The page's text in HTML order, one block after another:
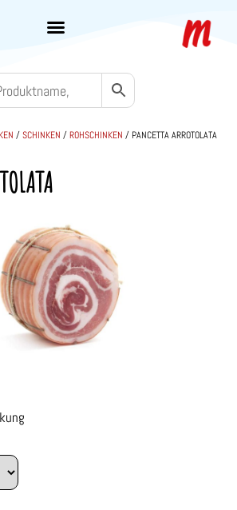
/SCHINKEN /ROHSCHINKEN / PANCETTA ARROTOLATA